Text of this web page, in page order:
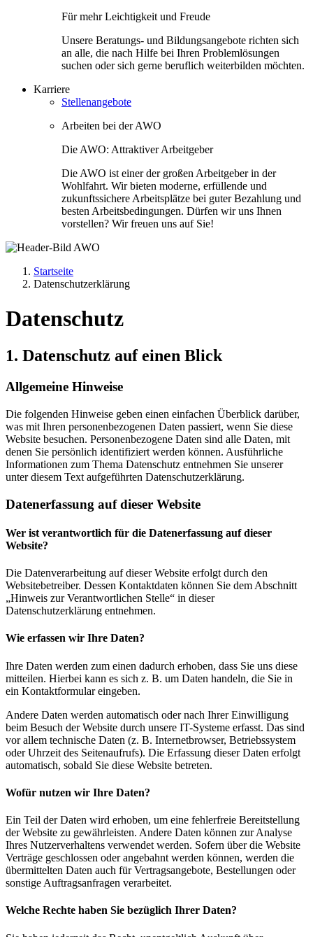
Für mehr Leichtigkeit und Freude
Unsere Beratungs- und Bildungsangebote richten sich
an alle, die nach Hilfe bei Ihren Problemlösungen
suchen oder sich gerne beruflich weiterbilden möchten.
Karriere
Stellenangebote
Arbeiten bei der AWO
Die AWO: Attraktiver Arbeitgeber
Die AWO ist einer der großen Arbeitgeber in der
Wohlfahrt. Wir bieten moderne, erfüllende und
zukunftssichere Arbeitsplätze bei guter Bezahlung und
besten Arbeitsbedingungen. Dürfen wir uns Ihnen
vorstellen? Wir freuen uns auf Sie!
Startseite
Datenschutzerklärung
Datenschutz
1. Datenschutz auf einen Blick
Allgemeine Hinweise
Die folgenden Hinweise geben einen einfachen Überblick darüber,
was mit Ihren personenbezogenen Daten passiert, wenn Sie diese
Website besuchen. Personenbezogene Daten sind alle Daten, mit
denen Sie persönlich identifiziert werden können. Ausführliche
Informationen zum Thema Datenschutz entnehmen Sie unserer
unter diesem Text aufgeführten Datenschutzerklärung.
Datenerfassung auf dieser Website
Wer ist verantwortlich für die Datenerfassung auf dieser
Website?
Die Datenverarbeitung auf dieser Website erfolgt durch den
Websitebetreiber. Dessen Kontaktdaten können Sie dem Abschnitt
„Hinweis zur Verantwortlichen Stelle“ in dieser
Datenschutzerklärung entnehmen.
Wie erfassen wir Ihre Daten?
Ihre Daten werden zum einen dadurch erhoben, dass Sie uns diese
mitteilen. Hierbei kann es sich z. B. um Daten handeln, die Sie in
ein Kontaktformular eingeben.
Andere Daten werden automatisch oder nach Ihrer Einwilligung
beim Besuch der Website durch unsere IT-Systeme erfasst. Das sind
vor allem technische Daten (z. B. Internetbrowser, Betriebssystem
oder Uhrzeit des Seitenaufrufs). Die Erfassung dieser Daten erfolgt
automatisch, sobald Sie diese Website betreten.
Wofür nutzen wir Ihre Daten?
Ein Teil der Daten wird erhoben, um eine fehlerfreie Bereitstellung
der Website zu gewährleisten. Andere Daten können zur Analyse
Ihres Nutzerverhaltens verwendet werden. Sofern über die Website
Verträge geschlossen oder angebahnt werden können, werden die
übermittelten Daten auch für Vertragsangebote, Bestellungen oder
sonstige Auftragsanfragen verarbeitet.
Welche Rechte haben Sie bezüglich Ihrer Daten?